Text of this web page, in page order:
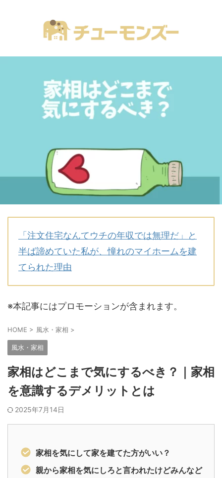
「注文住宅なんてウチの年収では無理だ」と
半ば諦めていた私が、憧れのマイホームを建
てられた理由
※本記事にはプロモーションが含まれます。
HOME > 風水・家相 >
風水・家相
家相はどこまで気にするべき？｜家相
を意識するデメリットとは
2025年7月14日
家相を気にして家を建てた方がいい？
親から家相を気にしろと言われたけどみんなど